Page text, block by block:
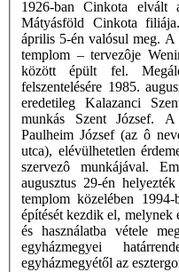
1926-ban Cinkota elvált
Mátyásföld Cinkota
április 5-én valósul meg.
templom – tervezôje
között épült fel.
felszentelésére 1985.
eredetileg Kalazanci
munkás Szent József.
Paulheim József (az ô
utca), elévülhetetlen
szervezô munkájával.
augusztus 29-én
templom közelében
építését kezdik el, melynek
és használatba vétele
egyházmegyei
egyházmegyétől az